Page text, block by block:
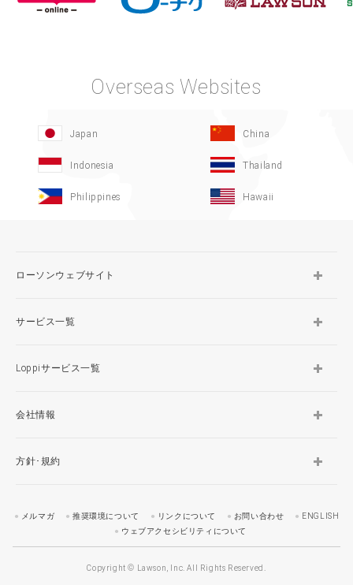
Overseas Websites
Japan China
Indonesia Thailand
Philippines Hawaii
ローソンウェブサイト
サービス一覧
Loppiサービス一覧
会社情報
方針･規約
メルマガ 推奨環境について リンクについて お問い合わせ
ENGLISH
ウェブアクセシビリティについて
Copyright © Lawson, Inc. All Rights Reserved.